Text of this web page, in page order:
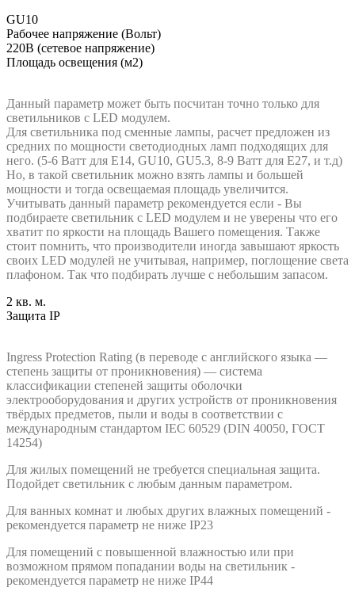
GU10
Рабочее напряжение (Вольт)
220В (сетевое напряжение)
Площадь освещения (м2)
Данный параметр может быть посчитан точно только для
светильников с LED модулем.
Для светильника под сменные лампы, расчет предложен из
средних по мощности светодиодных ламп подходящих для
него. (5-6 Ватт для E14, GU10, GU5.3, 8-9 Ватт для E27, и т.д)
Но, в такой светильник можно взять лампы и большей
мощности и тогда освещаемая площадь увеличится.
Учитывать данный параметр рекомендуется если - Вы
подбираете светильник с LED модулем и не уверены что его
хватит по яркости на площадь Вашего помещения. Также
стоит помнить, что производители иногда завышают яркость
своих LED модулей не учитывая, например, поглощение света
плафоном. Так что подбирать лучше с небольшим запасом.
2 кв. м.
Защита IP
Ingress Protection Rating (в переводе с английского языка —
степень защиты от проникновения) — система
классификации степеней защиты оболочки
электрооборудования и других устройств от проникновения
твёрдых предметов, пыли и воды в соответствии с
международным стандартом IEC 60529 (DIN 40050, ГОСТ
14254)
Для жилых помещений не требуется специальная защита.
Подойдет светильник с любым данным параметром.
Для ванных комнат и любых других влажных помещений -
рекомендуется параметр не ниже IP23
Для помещений с повышенной влажностью или при
возможном прямом попадании воды на светильник -
рекомендуется параметр не ниже IP44